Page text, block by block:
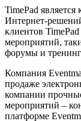
TimePad
Интернет-
клиентов
мероприятий,
форумы и
Компания
продаже
компании
мероприятий –
платформе